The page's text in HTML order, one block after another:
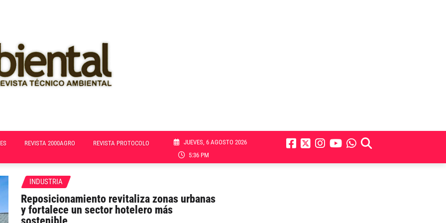
REVISTA 2000AGRO REVISTA PROTOCOLO
JUEVES, 6 AGOSTO 2026
5:36 PM
INDUSTRIA
Reposicionamiento revitaliza zonas urbanas
y fortalece un sector hotelero más
sostenible